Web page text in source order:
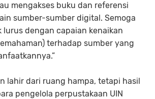
mengakses buku dan referensi
sumber-sumber digital. Semoga
lurus dengan capaian kenaikan
terhadap sumber yang
lahir dari ruang hampa, tetapi hasil
pengelola perpustakaan UIN